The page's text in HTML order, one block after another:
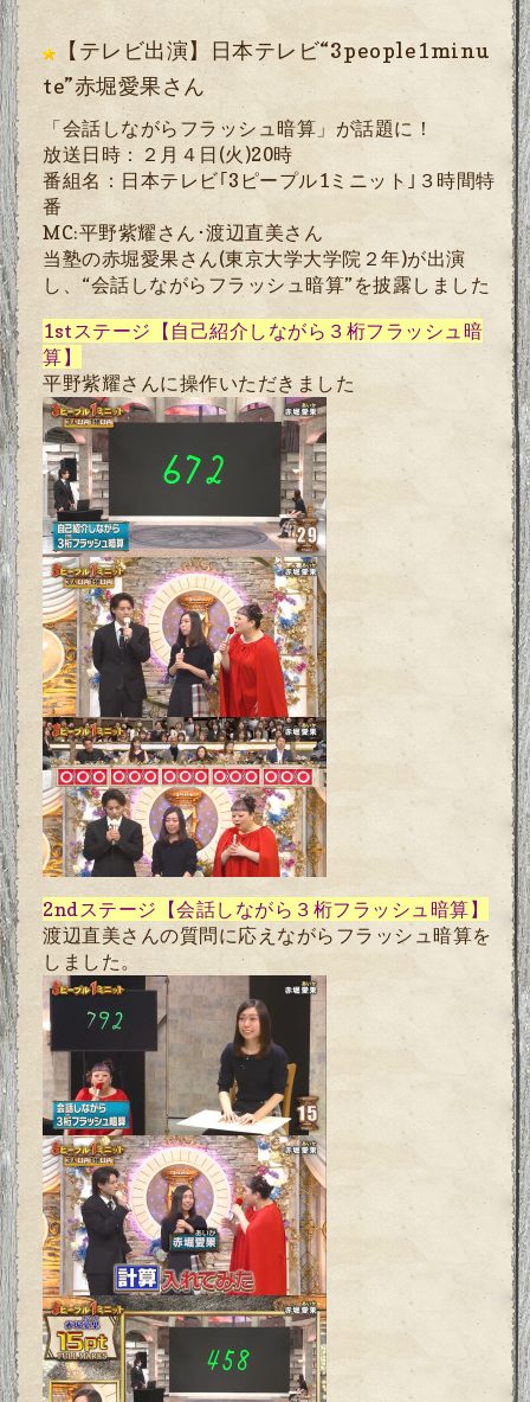
【テレビ出演】日本テレビ“3people1minu
te”赤堀愛果さん
「会話しながらフラッシュ暗算」が話題に！
放送日時 ： ２月４日 (火 )20時
番組名：日本テレビ｢3 ピープル1 ミニット｣３時間特
番
MC:平野紫耀さん･渡辺直美さん
当塾の赤堀愛果さん(東京大学大学院２年)が出演
し、“会話しながらフラッシュ暗算”を披露しました
1stステージ【自己紹介しながら３桁フラッシュ暗
算】
平野紫耀さんに操作いただきました
2ndステージ【会話しながら３桁フラッシュ暗算】
渡辺直美さんの質問に応えながらフラッシュ暗算を
しました。